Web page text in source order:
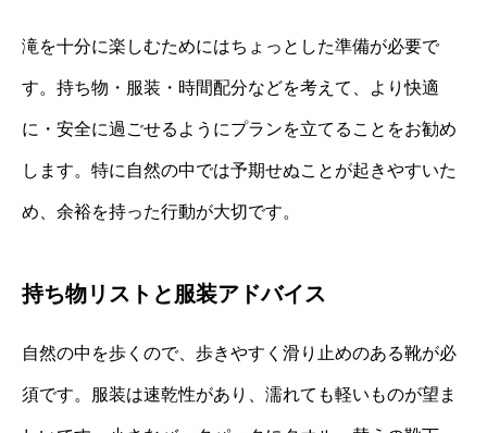
滝を十分に楽しむためにはちょっとした準備が必要で
す。持ち物・服装・時間配分などを考えて、より快適
に・安全に過ごせるようにプランを立てることをお勧め
します。特に自然の中では予期せぬことが起きやすいた
め、余裕を持った行動が大切です。
持ち物リストと服装アドバイス
自然の中を歩くので、歩きやすく滑り止めのある靴が必
須です。服装は速乾性があり、濡れても軽いものが望ま